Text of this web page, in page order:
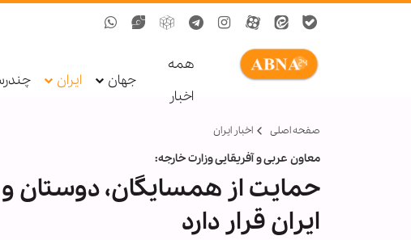
همه
اخبار
جهان ایران
صفحه اصلی اخبار ایران
معاون عربی و آفریقایی وزارت خارجه:
حمایت از همسايگان، دوستان
ایران قرار دارد